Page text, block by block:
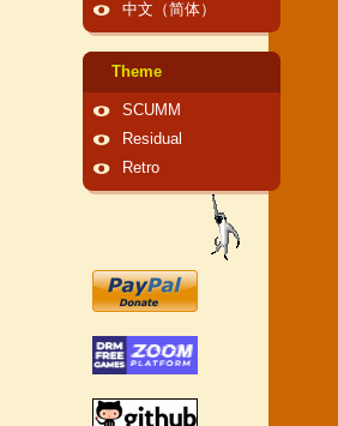
中文（简体）
Theme
SCUMM
Residual
Retro